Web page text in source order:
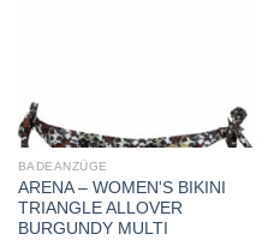
BADEANZÜGE
ARENA – WOMEN'S BIKINI
TRIANGLE ALLOVER
BURGUNDY MULTI